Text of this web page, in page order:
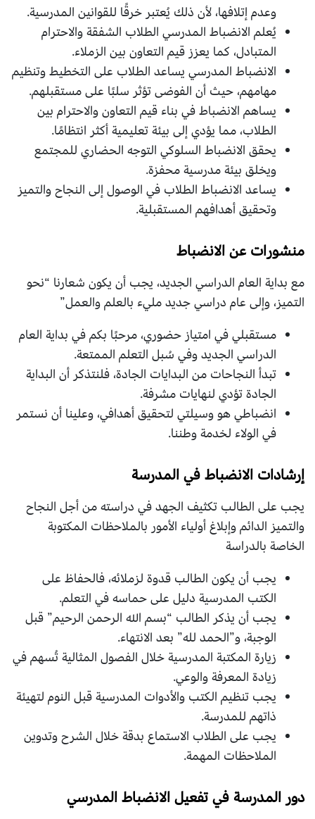
وعدم إتلافها، لأن ذلك يُعتبر خرقًا للقوانين المدرسية.
يُعلم الانضباط المدرسي الطلاب الشفقة والاحترام
المتبادل، كما يعزز قيم التعاون بين الزملاء.
الانضباط المدرسي يساعد الطلاب على التخطيط وتنظيم
مهامهم، حيث أن الفوضى تؤثر سلبًا على مستقبلهم.
يساهم الانضباط في بناء قيم التعاون والاحترام بين
الطلاب، مما يؤدي إلى بيئة تعليمية أكثر انتظامًا.
يحقق الانضباط السلوكي التوجه الحضاري للمجتمع
ويخلق بيئة مدرسية محفزة.
يساعد الانضباط الطلاب في الوصول إلى النجاح والتميز
وتحقيق أهدافهم المستقبلية.
منشورات عن الانضباط
مع بداية العام الدراسي الجديد، يجب أن يكون شعارنا “نحو
التميز، وإلى عام دراسي جديد مليء بالعلم والعمل”
مستقبلي في امتياز حضوري، مرحبًا بكم في بداية العام
الدراسي الجديد وفي سُبل التعلم الممتعة.
تبدأ النجاحات من البدايات الجادة، فلنتذكر أن البداية
الجادة تؤدي لنهايات مشرفة.
انضباطي هو وسيلتي لتحقيق أهدافي، وعلينا أن نستمر
في الولاء لخدمة وطننا.
إرشادات الانضباط في المدرسة
يجب على الطالب تكثيف الجهد في دراسته من أجل النجاح
والتميز الدائم وإبلاغ أولياء الأمور بالملاحظات المكتوبة
الخاصة بالدراسة
يجب أن يكون الطالب قدوة لزملائه، فالحفاظ على
الكتب المدرسية دليل على حماسه في التعلم.
يجب أن يذكر الطالب “بسم الله الرحمن الرحيم” قبل
الوجبة، و”الحمد لله” بعد الانتهاء.
زيارة المكتبة المدرسية خلال الفصول المثالية تُسهم في
زيادة المعرفة والوعي.
يجب تنظيم الكتب والأدوات المدرسية قبل النوم لتهيئة
ذاتهم للمدرسة.
يجب على الطلاب الاستماع بدقة خلال الشرح وتدوين
الملاحظات المهمة.
دور المدرسة في تفعيل الانضباط المدرسي